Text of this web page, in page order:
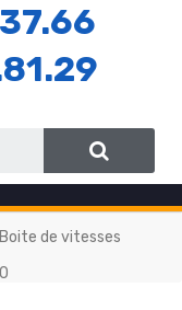
Boite de vitesses